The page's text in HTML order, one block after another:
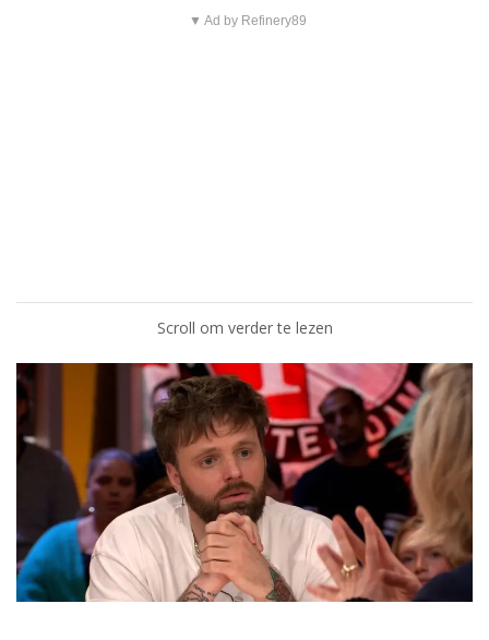
▼ Ad by Refinery89
Scroll om verder te lezen